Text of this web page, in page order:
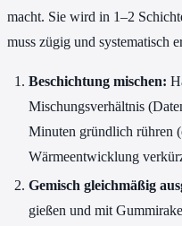
macht. Sie wird in 1–2
muss zügig und systematisch
Beschichtung mischen:
Mischungsverhältnis
Minuten gründlich rühren
Wärmeentwicklung
Gemisch gleichmäßig
gießen und mit